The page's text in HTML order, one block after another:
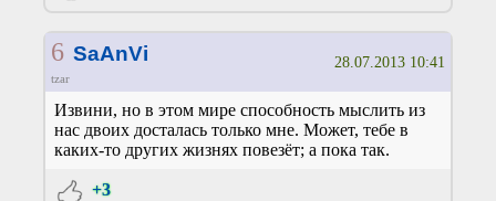
6 SaAnVi
tzar
28.07.2013 10:41
Извини, но в этом мире способность мыслить из
нас двоих досталась только мне. Может, тебе в
каких-то других жизнях повезёт; а пока так.
+3